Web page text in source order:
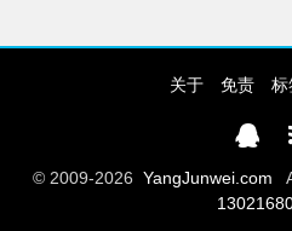
关于 免责 标
© 2009-2026 YangJunwei.com